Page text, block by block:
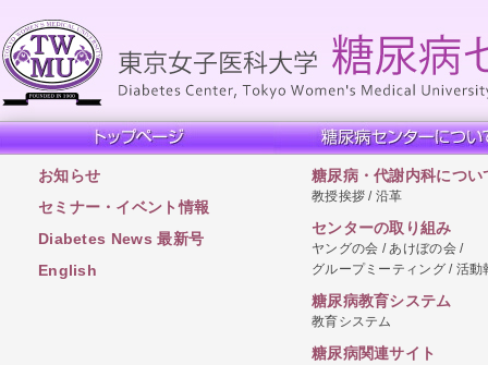
お知らせ
セミナー・イベント情報
Diabetes News 最新号
English
糖尿病・代謝内科につい
教授挨拶 / 沿革
センターの取り組み
ヤングの会 / あけぼの会 /
グループミーティング / 活動
糖尿病教育システム
教育システム
糖尿病関連サイト